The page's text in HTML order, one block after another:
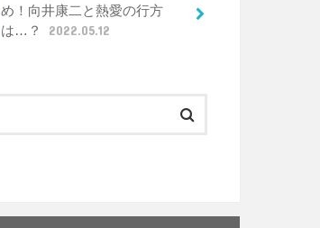
め！向井康二と熱愛の行方
は…？
2022.05.12